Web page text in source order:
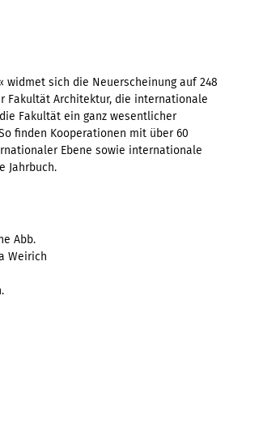
widmet sich die Neuerscheinung auf 248
Fakultät Architektur, die internationale
Fakultät ein ganz wesentlicher
finden Kooperationen mit über 60
Ebene sowie internationale
Jahrbuch.
Abb.
Weirich